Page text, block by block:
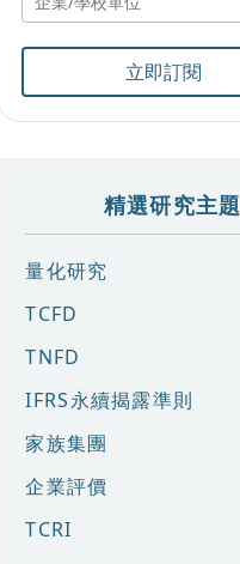
立即訂閱
精選研究主題
量化研究
TCFD
TNFD
IFRS永續揭露準則
家族集團
企業評價
TCRI